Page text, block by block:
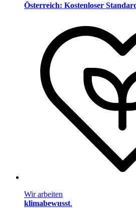
Österreich: Kostenloser
Wir arbeiten
klimabewusst.